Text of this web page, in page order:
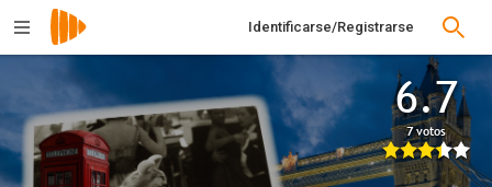
Identificarse/Registrarse
6.7
7 votos